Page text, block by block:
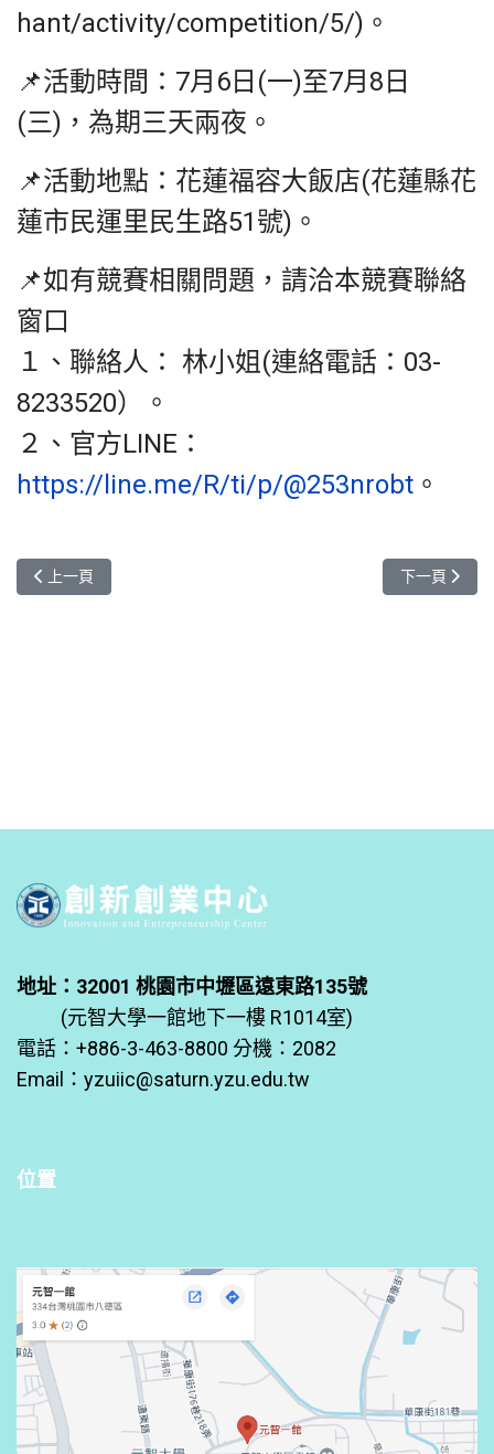
hant/activity/competition/5/)。
📌活動時間：7月6日(一)至7月8日
(三)，為期三天兩夜。
📌活動地點：花蓮福容大飯店(花蓮縣花
蓮市民運里民生路51號)。
📌如有競賽相關問題，請洽本競賽聯絡
窗口
１、聯絡人： 林小姐(連絡電話：03-
8233520）。
２、官方LINE：
https://line.me/R/ti/p/@253nrobt 。
上一篇文章: 2026發光、發亮農會生技創新創業競賽
上一頁 下一篇文章:
下一頁
地址：32001 桃園市中壢區遠東路135號
(元智大學一館地下一樓 R1014室)
電話：+886-3-463-8800 分機：2082
Email： yzuiic@saturn.yzu.edu.tw
位置